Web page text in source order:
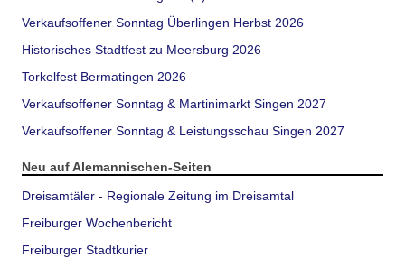
Verkaufsoffener Sonntag Überlingen Herbst 2026
Historisches Stadtfest zu Meersburg 2026
Torkelfest Bermatingen 2026
Verkaufsoffener Sonntag & Martinimarkt Singen 2027
Verkaufsoffener Sonntag & Leistungsschau Singen 2027
Neu auf Alemannischen-Seiten
Dreisamtäler - Regionale Zeitung im Dreisamtal
Freiburger Wochenbericht
Freiburger Stadtkurier